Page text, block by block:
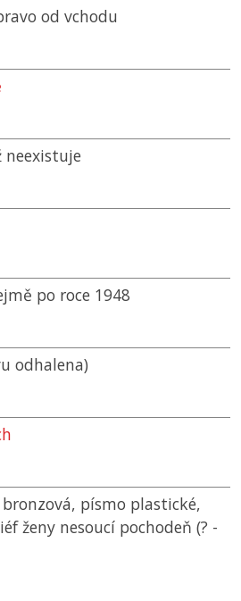
od vchodu
neexistuje
po roce 1948
odhalena)
písmo plastické,
ženy nesoucí pochodeň (? -